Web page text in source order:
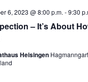
– It’s About
6, 2023 @ 8:00 p.m. -9:30
Heisingen